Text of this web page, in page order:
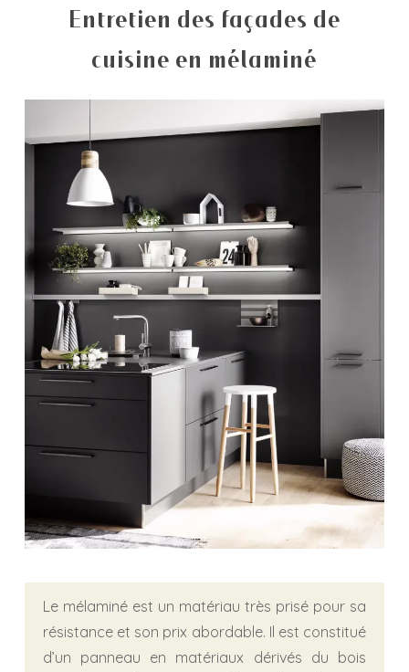
Entretien des façades de
cuisine en mélaminé
Le mélaminé est un matériau très prisé pour sa
résistance et son prix abordable. Il est constitué
d’un panneau en matériaux dérivés du bois